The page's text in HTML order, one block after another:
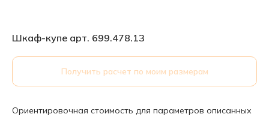
Шкаф-купе арт. 699.478.13
Получить расчет по моим размерам
Ориентировочная стоимость для параметров описанных